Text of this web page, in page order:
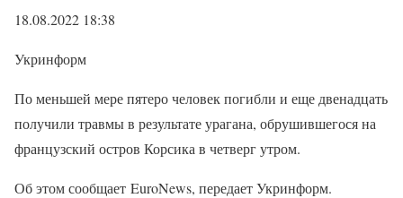
18.08.2022 18:38
Укринформ
По меньшей мере пятеро человек погибли и еще двенадцать
получили травмы в результате урагана, обрушившегося на
французский остров Корсика в четверг утром.
Об этом сообщает EuroNews, передает Укринформ.